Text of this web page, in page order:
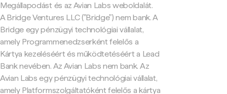
Megállapodást és az Avian Labs weboldalát.
A Bridge Ventures LLC ("Bridge") nem bank. A
Bridge egy pénzügyi technológiai vállalat,
amely Programmenedzserként felelős a
Kártya kezeléséért és működtetéséért a Lead
Bank nevében. Az Avian Labs nem bank. Az
Avian Labs egy pénzügyi technológiai vállalat,
amely Platformszolgáltatóként felelős a kártya